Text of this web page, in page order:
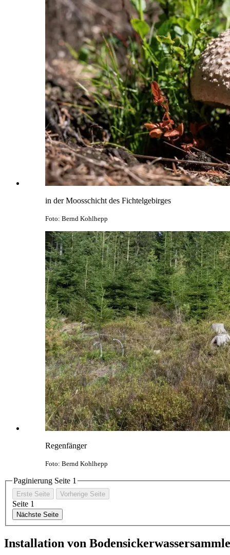
in der Moosschicht des Fichtelgebirges
Foto: Bernd Kohlhepp
Regenfänger
Foto: Bernd Kohlhepp
Paginierung Seite 1
Erste Seite Vorherige Seite
Seite 1
Nächste Seite
Installation von